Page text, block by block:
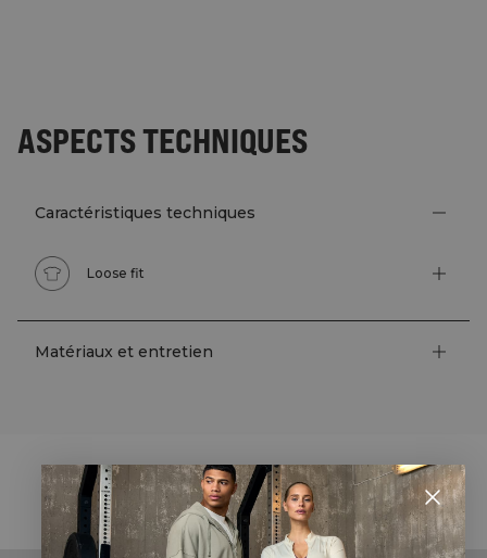
ASPECTS TECHNIQUES
Caractéristiques techniques
Loose fit
Matériaux et entretien
STYLE WITH